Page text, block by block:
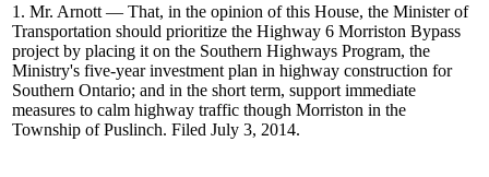
1. Mr. Arnott — That, in the opinion of this House, the Minister of
Transportation should prioritize the Highway 6 Morriston Bypass
project by placing it on the Southern Highways Program, the
Ministry's five-year investment plan in highway construction for
Southern Ontario; and in the short term, support immediate
measures to calm highway traffic though Morriston in the
Township of Puslinch. Filed July 3, 2014.